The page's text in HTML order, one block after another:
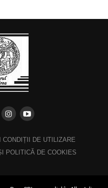
CONDIȚII DE UTILIZARE
POLITICĂ DE COOKIES